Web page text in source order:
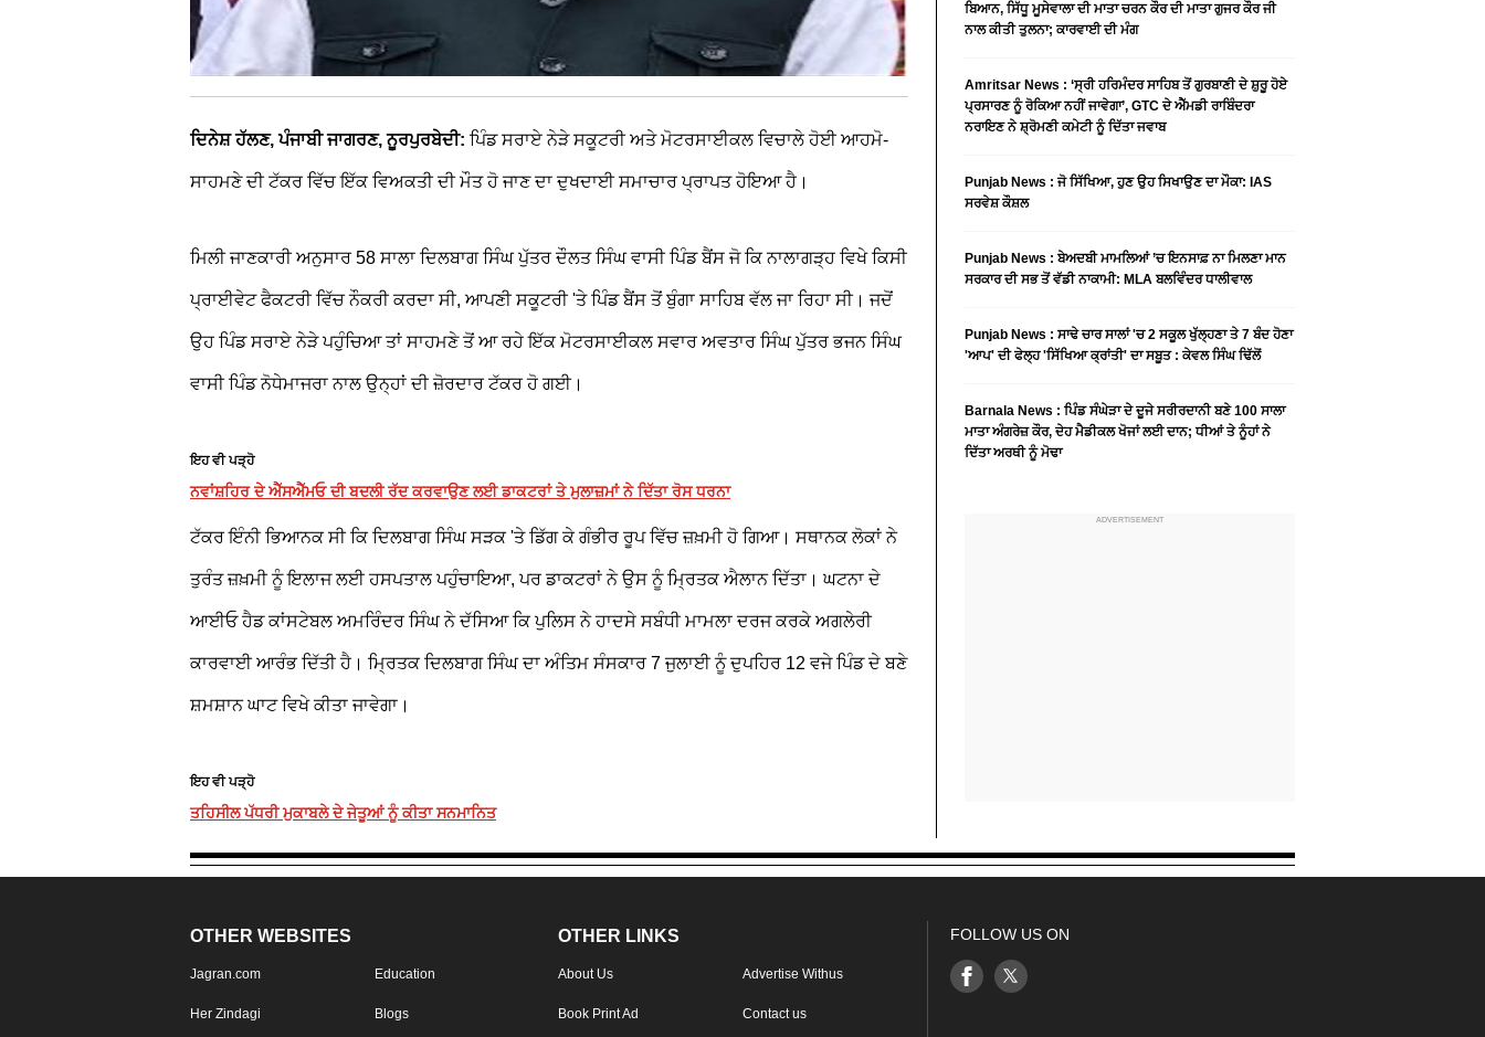
ਦਿਨੇਸ਼ ਹੱਲਣ, ਪੰਜਾਬੀ ਜਾਗਰਣ, ਨੂਰਪੁਰਬੇਦੀ: ਪਿੰਡ ਸਰਾਏ ਨੇੜੇ ਸਕੂਟਰੀ ਅਤੇ ਮੋਟਰਸਾਈਕਲ ਵਿਚਾਲੇ ਹੋਈ ਆਹਮੋ-
ਸਾਹਮਣੇ ਦੀ ਟੱਕਰ ਵਿੱਚ ਇੱਕ ਵਿਅਕਤੀ ਦੀ ਮੌਤ ਹੋ ਜਾਣ ਦਾ ਦੁਖਦਾਈ ਸਮਾਚਾਰ ਪ੍ਰਾਪਤ ਹੋਇਆ ਹੈ।
ਮਿਲੀ ਜਾਣਕਾਰੀ ਅਨੁਸਾਰ 58 ਸਾਲਾ ਦਿਲਬਾਗ ਸਿੰਘ ਪੁੱਤਰ ਦੌਲਤ ਸਿੰਘ ਵਾਸੀ ਪਿੰਡ ਬੈਂਸ ਜੋ ਕਿ ਨਾਲਾਗੜ੍ਹ ਵਿਖੇ ਕਿਸੀ
ਪ੍ਰਾਈਵੇਟ ਫੈਕਟਰੀ ਵਿੱਚ ਨੌਕਰੀ ਕਰਦਾ ਸੀ, ਆਪਣੀ ਸਕੂਟਰੀ 'ਤੇ ਪਿੰਡ ਬੈਂਸ ਤੋਂ ਬੁੰਗਾ ਸਾਹਿਬ ਵੱਲ ਜਾ ਰਿਹਾ ਸੀ। ਜਦੋਂ
ਉਹ ਪਿੰਡ ਸਰਾਏ ਨੇੜੇ ਪਹੁੰਚਿਆ ਤਾਂ ਸਾਹਮਣੇ ਤੋਂ ਆ ਰਹੇ ਇੱਕ ਮੋਟਰਸਾਈਕਲ ਸਵਾਰ ਅਵਤਾਰ ਸਿੰਘ ਪੁੱਤਰ ਭਜਨ ਸਿੰਘ
ਵਾਸੀ ਪਿੰਡ ਨੋਧੇਮਾਜਰਾ ਨਾਲ ਉਨ੍ਹਾਂ ਦੀ ਜ਼ੋਰਦਾਰ ਟੱਕਰ ਹੋ ਗਈ।
ਇਹ ਵੀ ਪੜ੍ਹੋ
ਨਵਾਂਸ਼ਹਿਰ ਦੇ ਐੱਸਐੱਮਓ ਦੀ ਬਦਲੀ ਰੱਦ ਕਰਵਾਉਣ ਲਈ ਡਾਕਟਰਾਂ ਤੇ ਮੁਲਾਜ਼ਮਾਂ ਨੇ ਦਿੱਤਾ ਰੋਸ ਧਰਨਾ
ਟੱਕਰ ਇੰਨੀ ਭਿਆਨਕ ਸੀ ਕਿ ਦਿਲਬਾਗ ਸਿੰਘ ਸੜਕ 'ਤੇ ਡਿੱਗ ਕੇ ਗੰਭੀਰ ਰੂਪ ਵਿੱਚ ਜ਼ਖ਼ਮੀ ਹੋ ਗਿਆ। ਸਥਾਨਕ ਲੋਕਾਂ ਨੇ
ਤੁਰੰਤ ਜ਼ਖ਼ਮੀ ਨੂੰ ਇਲਾਜ ਲਈ ਹਸਪਤਾਲ ਪਹੁੰਚਾਇਆ, ਪਰ ਡਾਕਟਰਾਂ ਨੇ ਉਸ ਨੂੰ ਮ੍ਰਿਤਕ ਐਲਾਨ ਦਿੱਤਾ। ਘਟਨਾ ਦੇ
ਆਈਓ ਹੈਡ ਕਾਂਸਟੇਬਲ ਅਮਰਿੰਦਰ ਸਿੰਘ ਨੇ ਦੱਸਿਆ ਕਿ ਪੁਲਿਸ ਨੇ ਹਾਦਸੇ ਸਬੰਧੀ ਮਾਮਲਾ ਦਰਜ ਕਰਕੇ ਅਗਲੇਰੀ
ਕਾਰਵਾਈ ਆਰੰਭ ਦਿੱਤੀ ਹੈ। ਮ੍ਰਿਤਕ ਦਿਲਬਾਗ ਸਿੰਘ ਦਾ ਅੰਤਿਮ ਸੰਸਕਾਰ 7 ਜੁਲਾਈ ਨੂੰ ਦੁਪਹਿਰ 12 ਵਜੇ ਪਿੰਡ ਦੇ ਬਣੇ
ਸ਼ਮਸ਼ਾਨ ਘਾਟ ਵਿਖੇ ਕੀਤਾ ਜਾਵੇਗਾ।
ਇਹ ਵੀ ਪੜ੍ਹੋ
ਤਹਿਸੀਲ ਪੱਧਰੀ ਮੁਕਾਬਲੇ ਦੇ ਜੇਤੂਆਂ ਨੂੰ ਕੀਤਾ ਸਨਮਾਨਿਤ
ਬਿਆਨ, ਸਿੱਧੂ ਮੂਸੇਵਾਲਾ ਦੀ ਮਾਤਾ ਚਰਨ ਕੌਰ ਦੀ ਮਾਤਾ ਗੁਜਰ ਕੌਰ ਜੀ
ਨਾਲ ਕੀਤੀ ਤੁਲਨਾ; ਕਾਰਵਾਈ ਦੀ ਮੰਗ
Amritsar News : ‘ਸ੍ਰੀ ਹਰਿਮੰਦਰ ਸਾਹਿਬ ਤੋਂ ਗੁਰਬਾਣੀ ਦੇ ਸ਼ੁਰੂ ਹੋਏ
ਪ੍ਰਸਾਰਣ ਨੂੰ ਰੋਕਿਆ ਨਹੀਂ ਜਾਵੇਗਾ’, GTC ਦੇ ਐੱਮਡੀ ਰਾਬਿੰਦਰਾ
ਨਰਾਇਣ ਨੇ ਸ਼੍ਰੋਮਣੀ ਕਮੇਟੀ ਨੂੰ ਦਿੱਤਾ ਜਵਾਬ
Punjab News : ਜੋ ਸਿੱਖਿਆ, ਹੁਣ ਉਹ ਸਿਖਾਉਣ ਦਾ ਮੌਕਾ: IAS
ਸਰਵੇਸ਼ ਕੌਸ਼ਲ
Punjab News : ਬੇਅਦਬੀ ਮਾਮਲਿਆਂ ’ਚ ਇਨਸਾਫ਼ ਨਾ ਮਿਲਣਾ ਮਾਨ
ਸਰਕਾਰ ਦੀ ਸਭ ਤੋਂ ਵੱਡੀ ਨਾਕਾਮੀ: MLA ਬਲਵਿੰਦਰ ਧਾਲੀਵਾਲ
Punjab News : ਸਾਢੇ ਚਾਰ ਸਾਲਾਂ 'ਚ 2 ਸਕੂਲ ਖੁੱਲ੍ਹਣਾ ਤੇ 7 ਬੰਦ ਹੋਣਾ
'ਆਪ' ਦੀ ਫੇਲ੍ਹ 'ਸਿੱਖਿਆ ਕ੍ਰਾਂਤੀ' ਦਾ ਸਬੂਤ : ਕੇਵਲ ਸਿੰਘ ਢਿੱਲੋਂ
Barnala News : ਪਿੰਡ ਸੰਘੇੜਾ ਦੇ ਦੂਜੇ ਸਰੀਰਦਾਨੀ ਬਣੇ 100 ਸਾਲਾ
ਮਾਤਾ ਅੰਗਰੇਜ਼ ਕੌਰ, ਦੇਹ ਮੈਡੀਕਲ ਖੋਜਾਂ ਲਈ ਦਾਨ; ਧੀਆਂ ਤੇ ਨੂੰਹਾਂ ਨੇ
ਦਿੱਤਾ ਅਰਥੀ ਨੂੰ ਮੋਢਾ
OTHER WEBSITES
Jagran.com Education
Her Zindagi Blogs
OTHER LINKS
About Us Advertise Withus
Book Print Ad Contact us
FOLLOW US ON